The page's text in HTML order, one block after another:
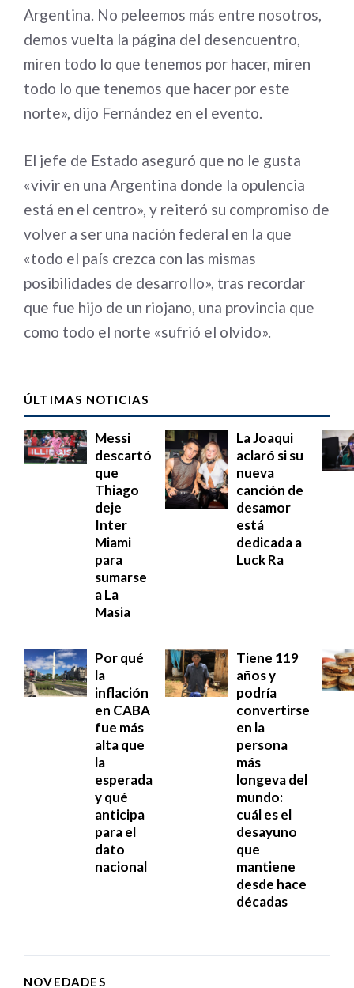
Argentina. No peleemos más entre nosotros,
demos vuelta la página del desencuentro,
miren todo lo que tenemos por hacer, miren
todo lo que tenemos que hacer por este
norte», dijo Fernández en el evento.
El jefe de Estado aseguró que no le gusta
«vivir en una Argentina donde la opulencia
está en el centro», y reiteró su compromiso de
volver a ser una nación federal en la que
«todo el país crezca con las mismas
posibilidades de desarrollo», tras recordar
que fue hijo de un riojano, una provincia que
como todo el norte «sufrió el olvido».
ÚLTIMAS NOTICIAS
Messi
descartó
que
Thiago
deje
Inter
Miami
para
sumarse
a La
Masia
La Joaqui
aclaró si su
nueva
canción de
desamor
está
dedicada a
Luck Ra
Por qué
la
inflación
en CABA
fue más
alta que
la
esperada
y qué
anticipa
para el
dato
nacional
Tiene 119
años y
podría
convertirse
en la
persona
más
longeva del
mundo:
cuál es el
desayuno
que
mantiene
desde hace
décadas
NOVEDADES